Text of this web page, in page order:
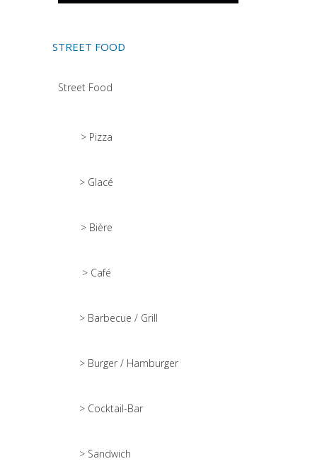
STREET FOOD
Street Food
> Pizza
> Glacé
> Bière
> Café
> Barbecue / Grill
> Burger / Hamburger
> Cocktail-Bar
> Sandwich